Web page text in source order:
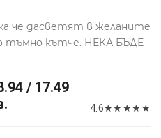
че дасветят в желаните
тъмно кътче. НЕКА БЪДЕ
/ 17.49
4.6★★ ★★ ★